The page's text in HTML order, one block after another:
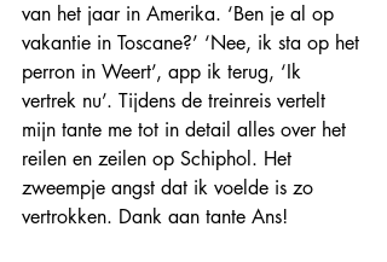
van het jaar in Amerika. ‘Ben je al op
vakantie in Toscane?’ ‘Nee, ik sta op het
perron in Weert’, app ik terug, ‘Ik
vertrek nu’. Tijdens de treinreis vertelt
mijn tante me tot in detail alles over het
reilen en zeilen op Schiphol. Het
zweempje angst dat ik voelde is zo
vertrokken. Dank aan tante Ans!